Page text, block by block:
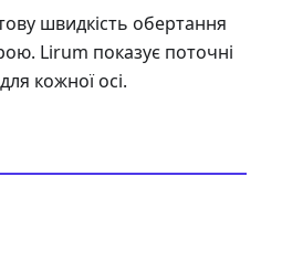
швидкість обертання
Lirum показує поточні
кожної осі.